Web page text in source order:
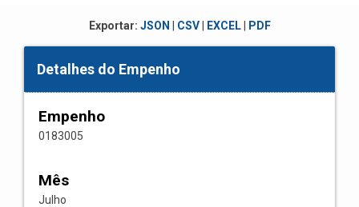
Exportar: JSON CSV| EXCEL| PDF
Detalhes do Empenho
Empenho
0183005
Mês
Julho